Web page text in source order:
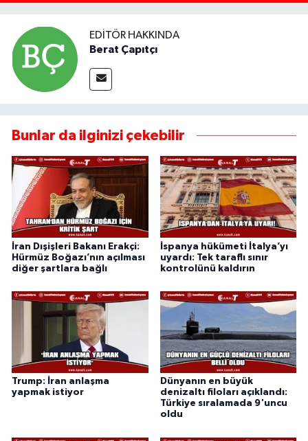
EDITÖR HAKKINDA
Berat Çapıtçı
Bunlar da ilginizi çekebilir
İran Dışişleri Bakanı Erakçi:
Hürmüz Boğazı’nın açılması
diğer şartlara bağlı
İspanya hükümeti İtalya’yı
uyardı: Tek taraflı sınır
kontrolünü kaldırın
Trump: İran anlaşma
yapmak istiyor
Dünyanın en büyük
denizaltı filoları açıklandı:
Türkiye sıralamada 9'uncu
oldu